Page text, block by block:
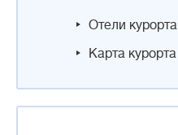
Отели курорта
Карта курорта